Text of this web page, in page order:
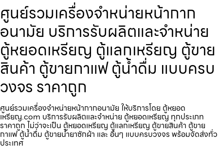
ศูนย์รวมเครื่องจำหน่ายหน้ากาก
อนามัย บริการรับผลิตและจำหน่าย
ตู้หยอดเหรียญ ตู้แลกเหรียญ ตู้ขาย
สินค้า ตู้ขายกาแฟ ตู้น้ำดื่ม แบบครบ
วงจร ราคาถูก
ศูนย์รวมเครื่องจำหน่ายหน้ากากอนามัย ให้บริการโดย ตู้หยอด
เหรียญ.com บริการรับผลิตและจำหน่าย ตู้หยอดเหรียญ ทุกประเภท
ราคาถูก ไม่ว่าจะเป็น ตู้หยอดเหรียญ ตู้แลกเหรียญ ตู้ขายสินค้า ตู้ขาย
กาแฟ ตู้น้ำดื่ม ตู้ขายน้ำยาซักผ้า และ อื่นๆ แบบครบวงจร พร้อมจัดส่งทั่ว
ประเทศ